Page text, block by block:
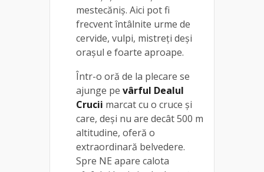
mestecăniș. Aici pot fi
frecvent întâlnite urme de
cervide, vulpi, mistreți deși
orașul e foarte aproape.
Într-o oră de la plecare se
ajunge pe vârful Dealul
Crucii marcat cu o cruce și
care, deşi nu are decât 500 m
altitudine, oferă o
extraordinară belvedere.
Spre NE apare calota